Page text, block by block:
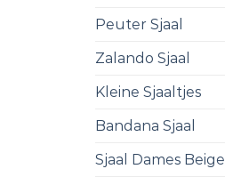
Peuter Sjaal
Zalando Sjaal
Kleine Sjaaltjes
Bandana Sjaal
Sjaal Dames Beige